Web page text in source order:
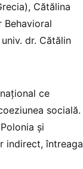
Cătălina
Behavioral
dr. Cătălin
ce
socială.
și
indirect, întreaga